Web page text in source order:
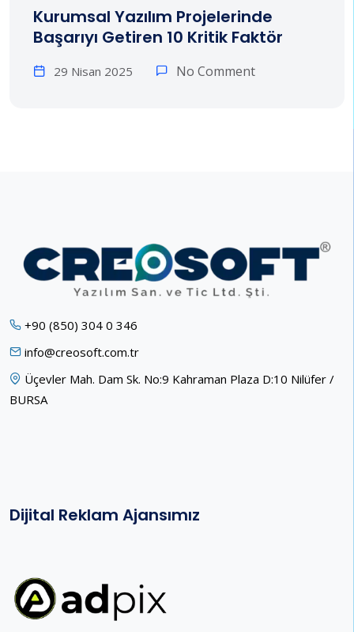
Kurumsal Yazılım Projelerinde
Başarıyı Getiren 10 Kritik Faktör
29 Nisan 2025 No Comment
+90 (850) 304 0 346
info@creosoft.com.tr
Üçevler Mah. Dam Sk. No:9 Kahraman Plaza D:10 Nilüfer /
BURSA
Dijital Reklam Ajansımız